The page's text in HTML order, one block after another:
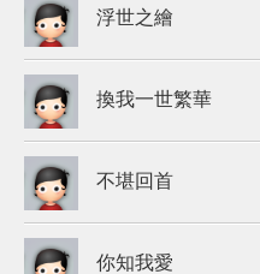
浮世之繪
換我一世繁華
不堪回首
你知我愛